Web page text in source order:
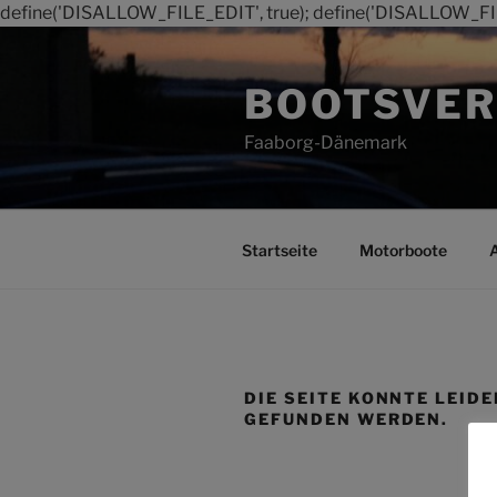
define('DISALLOW_FILE_EDIT', true);
Faaborg-Dänemark
Startseite Motorboote
DIE SEITE KONNTE
GEFUNDEN WERDEN.